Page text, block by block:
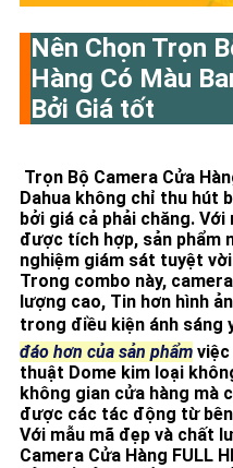
Nên Chọn Trọn
Hàng Có Màu
Bởi Giá tốt
Trọn Bộ Camera Cửa
Dahua không chỉ thu hút
bởi giá cả phải chăng.
được tích hợp, sản phẩm
nghiệm giám sát tuyệt
Trong combo này,
lượng cao, Tin hơn hình
trong điều kiện ánh sáng
đáo hơn của sản phẩm
thuật Dome kim loại
không gian cửa hàng mà
được các tác động từ
Với mẫu mã đẹp và chất
Camera Cửa Hàng FULL